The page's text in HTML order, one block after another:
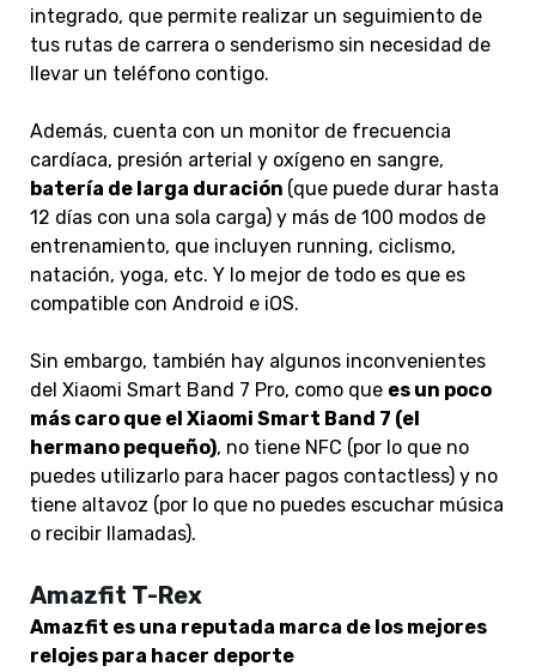
integrado, que permite realizar un seguimiento de
tus rutas de carrera o senderismo sin necesidad de
llevar un teléfono contigo.
Además, cuenta con un monitor de frecuencia
cardíaca, presión arterial y oxígeno en sangre,
batería de larga duración (que puede durar hasta
12 días con una sola carga) y más de 100 modos de
entrenamiento, que incluyen running, ciclismo,
natación, yoga, etc. Y lo mejor de todo es que es
compatible con Android e iOS.
Sin embargo, también hay algunos inconvenientes
del Xiaomi Smart Band 7 Pro, como que es un poco
más caro que el Xiaomi Smart Band 7 (el
hermano pequeño), no tiene NFC (por lo que no
puedes utilizarlo para hacer pagos contactless) y no
tiene altavoz (por lo que no puedes escuchar música
o recibir llamadas).
Amazfit T-Rex
Amazfit es una reputada marca de los mejores
relojes para hacer deporte